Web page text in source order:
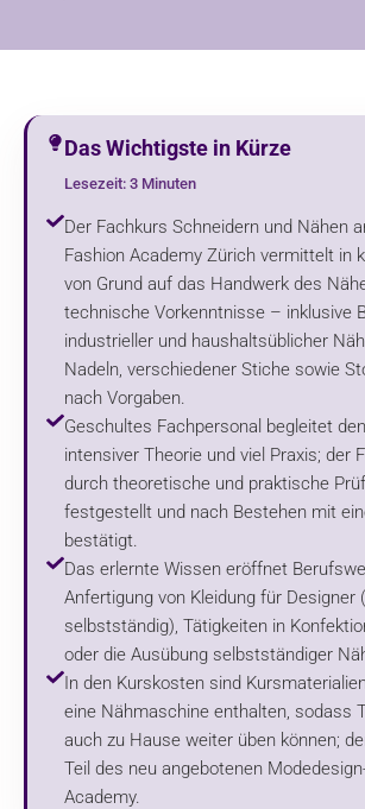
Das Wichtigste in Kürze
Lesezeit: 3 Minuten
Der Fachkurs Schneidern und Nähen
Fashion Academy Zürich vermittelt in
von Grund auf das Handwerk des
technische Vorkenntnisse – inklusive
industrieller und haushaltsüblicher
Nadeln, verschiedener Stiche sowie
nach Vorgaben.
Geschultes Fachpersonal begleitet
intensiver Theorie und viel Praxis; der
durch theoretische und praktische
festgestellt und nach Bestehen mit
bestätigt.
Das erlernte Wissen eröffnet
Anfertigung von Kleidung für Designer
selbstständig), Tätigkeiten in
oder die Ausübung selbstständiger
In den Kurskosten sind
eine Nähmaschine enthalten, sodass
auch zu Hause weiter üben können;
Teil des neu angebotenen
Academy.